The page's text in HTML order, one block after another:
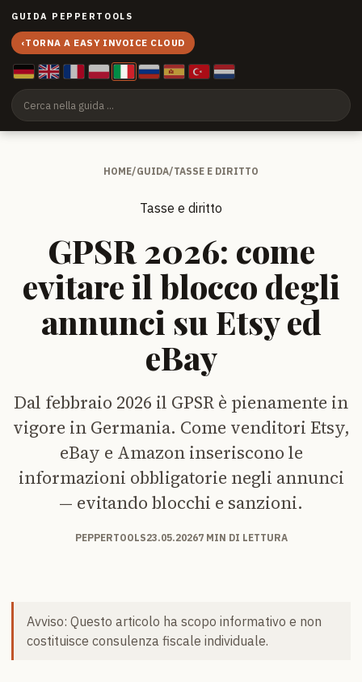
GUIDA PEPPERTOOLS
‹TORNA A EASY INVOICE CLOUD
HOME/GUIDA/TASSE E DIRITTO
Tasse e diritto
GPSR 2026: come
evitare il blocco degli
annunci su Etsy ed
eBay
Dal febbraio 2026 il GPSR è pienamente in
vigore in Germania. Come venditori Etsy,
eBay e Amazon inseriscono le
informazioni obbligatorie negli annunci
— evitando blocchi e sanzioni.
PEPPERTOOLS23.05.20267 MIN DI LETTURA
Avviso: Questo articolo ha scopo informativo e non
costituisce consulenza fiscale individuale.